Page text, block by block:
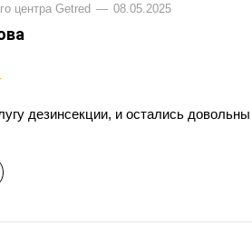
центра Getred — 08.05.2025
дезинсекции, и остались